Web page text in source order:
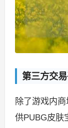
第三方交
除了游戏内
供PUBG皮肤